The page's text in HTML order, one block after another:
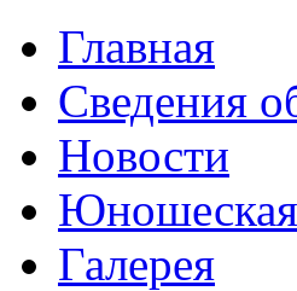
Главная
Сведения
Новости
Юношеская
Галерея